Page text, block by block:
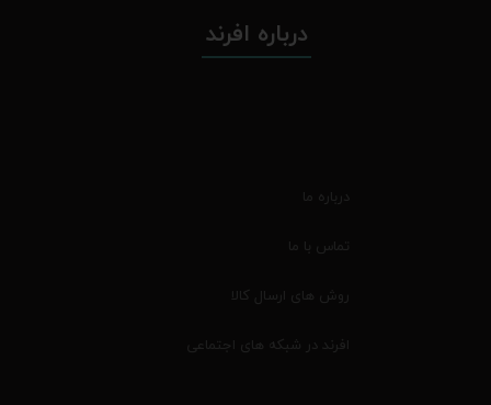
درباره افرند
درباره ما
تماس با ما
روش های ارسال کالا
افرند در شبکه های اجتماعی